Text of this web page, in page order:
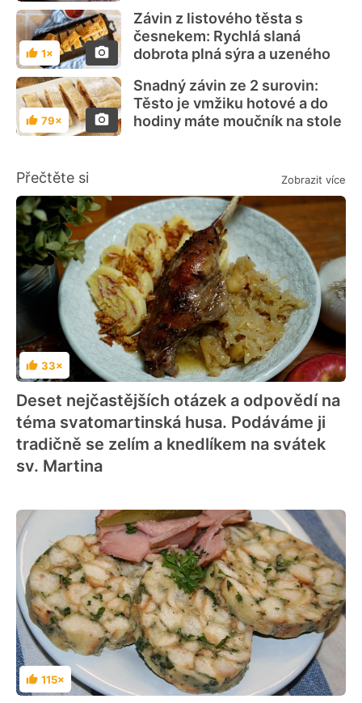
Hodnocení
1×
Závin z listového těsta s
česnekem: Rychlá slaná
dobrota plná sýra a uzeného
Hodnocení
79×
Snadný závin ze 2 surovin:
Těsto je vmžiku hotové a do
hodiny máte moučník na stole
Přečtěte si Zobrazit více
Hodnocení
33×
Deset nejčastějších otázek a odpovědí na
téma svatomartinská husa. Podáváme ji
tradičně se zelím a knedlíkem na svátek
sv. Martina
Hodnocení
115×